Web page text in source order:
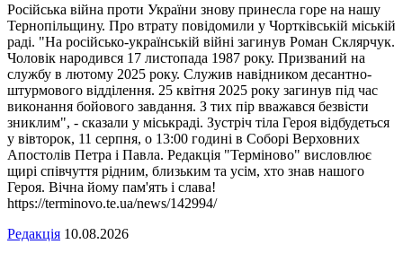
Російська війна проти України знову принесла горе на нашу
Тернопільщину. Про втрату повідомили у Чортківській міській
раді. "На російсько-українській війні загинув Роман Склярчук.
Чоловік народився 17 листопада 1987 року. Призваний на
службу в лютому 2025 року. Служив навідником десантно-
штурмового відділення. 25 квітня 2025 року загинув під час
виконання бойового завдання. З тих пір вважався безвісти
зниклим", - сказали у міськраді. Зустріч тіла Героя відбудеться
у вівторок, 11 серпня, о 13:00 годині в Соборі Верховних
Апостолів Петра і Павла. Редакція "Терміново" висловлює
щирі співчуття рідним, близьким та усім, хто знав нашого
Героя. Вічна йому пам'ять і слава!
https://terminovo.te.ua/news/142994/
Редакція 10.08.2026